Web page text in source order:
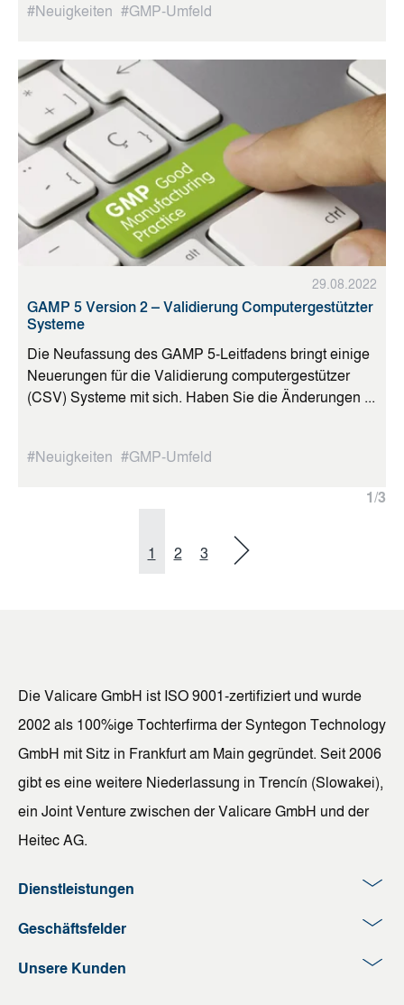
#Neuigkeiten #GMP-Umfeld
29.08.2022
GAMP 5 Version 2 – Validierung Computergestützter
Systeme
Die Neufassung des GAMP 5-Leitfadens bringt einige
Neuerungen für die Validierung computergestützer
(CSV) Systeme mit sich. Haben Sie die Änderungen ...
#Neuigkeiten #GMP-Umfeld
1/3
1 2 3
Die Valicare GmbH ist ISO 9001-zertifiziert und wurde
2002 als 100%ige Tochterfirma der Syntegon Technology
GmbH mit Sitz in Frankfurt am Main gegründet. Seit 2006
gibt es eine weitere Niederlassung in Trencín (Slowakei),
ein Joint Venture zwischen der Valicare GmbH und der
Heitec AG.
Dienstleistungen
Geschäftsfelder
Unsere Kunden